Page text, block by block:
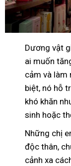
Dương vật
ai muốn
cảm và làm
biệt, nó hỗ
khó khăn
sinh hoặc
Những chị
độc thân,
cảnh xa